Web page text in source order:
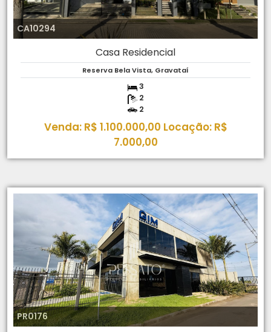
CA10294
Casa Residencial
Reserva Bela Vista, Gravataí
3
2
2
Venda: R$ 1.100.000,00 Locação: R$
7.000,00
PR0176